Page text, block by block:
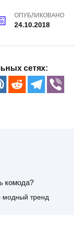
ОПУБЛИКОВАНО
24.10.2018
сетях:
комода?
модный тренд